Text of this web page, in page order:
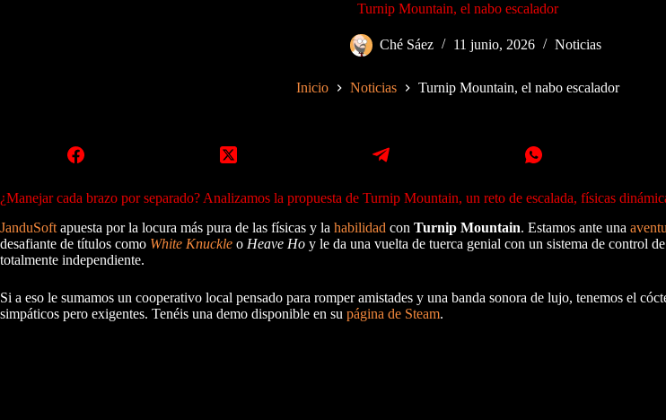
Turnip Mountain, el nabo escalador
Ché Sáez 11 junio, 2026 Noticias
Inicio Noticias Turnip Mountain, el nabo escalador
¿Manejar cada brazo por separado? Analizamos la propuesta de Turnip Mountain, un reto de escalada, físicas
JanduSoft apuesta por la locura más pura de las físicas y la habilidad con Turnip Mountain. Estamos ante una
desafiante de títulos como White Knuckle o Heave Ho y le da una vuelta de tuerca genial con un sistema de control
totalmente independiente.
Si a eso le sumamos un cooperativo local pensado para romper amistades y una banda sonora de lujo, tenemos el
simpáticos pero exigentes. Tenéis una demo disponible en su página de Steam.